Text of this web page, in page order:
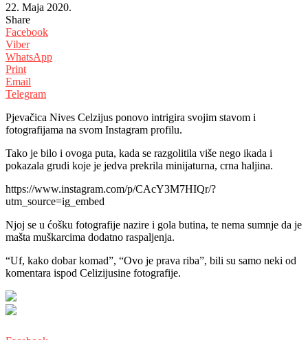
22. Maja 2020.
Share
Facebook
Viber
WhatsApp
Print
Email
Telegram
Pjevačica Nives Celzijus ponovo intrigira svojim stavom i
fotografijama na svom Instagram profilu.
Tako je bilo i ovoga puta, kada se razgolitila više nego ikada i
pokazala grudi koje je jedva prekrila minijaturna, crna haljina.
https://www.instagram.com/p/CAcY3M7HIQr/?
utm_source=ig_embed
Njoj se u ćošku fotografije nazire i gola butina, te nema sumnje da je
mašta muškarcima dodatno raspaljenja.
“Uf, kako dobar komad”, “Ovo je prava riba”, bili su samo neki od
komentara ispod Celizijusine fotografije.